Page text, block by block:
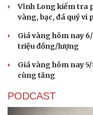
Vĩnh Long kiểm tra
vàng, bạc, đá quý vi
Giá vàng hôm nay
triệu đồng/lượng
Giá vàng hôm nay
cùng tăng
PODCAST